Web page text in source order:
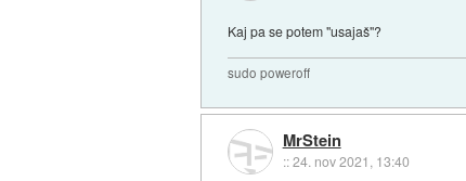
Kaj pa se potem "usajaš"?
sudo poweroff
MrStein
::24. nov 2021, 13:40